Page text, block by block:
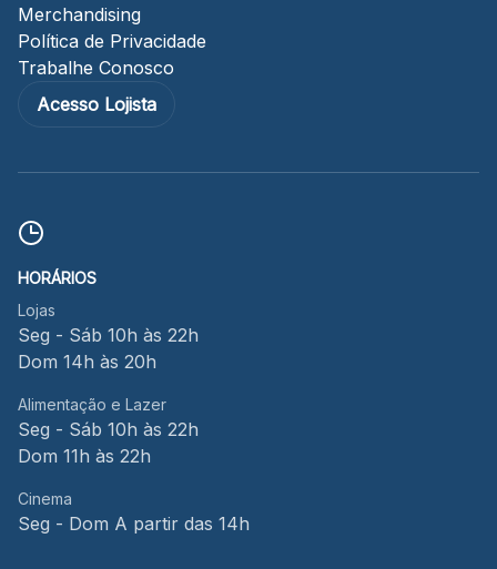
Merchandising
Política de Privacidade
Trabalhe Conosco
Acesso Lojista
HORÁRIOS
Lojas
Seg - Sáb 10h às 22h
Dom 14h às 20h
Alimentação e Lazer
Seg - Sáb 10h às 22h
Dom 11h às 22h
Cinema
Seg - Dom A partir das 14h